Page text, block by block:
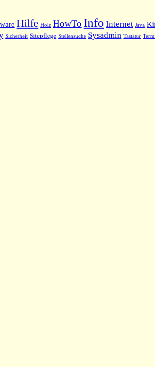
Hilfe Holz HowTo Info Internet Java
Sicherheit Sitepflege Stellensuche Sysadmin Tastatur